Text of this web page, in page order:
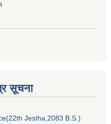
सूचना
Jestha,2083 B.S.)